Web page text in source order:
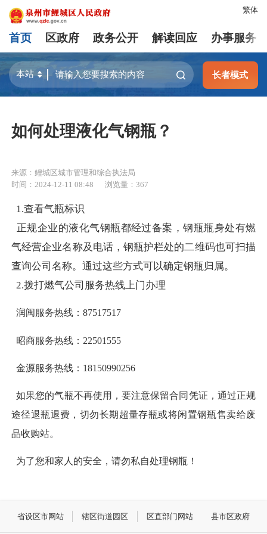
繁体
首页 区政府 政务公开 解读回应 办事服务
长者模式
如何处理液化气钢瓶？
来源：鲤城区城市管理和综合执法局
时间：2024-12-11 08:48
浏览量： 367
1.查看气瓶标识
正规企业的液化气钢瓶都经过备案，钢瓶瓶身处有燃
气经营企业名称及电话，钢瓶护栏处的二维码也可扫描
查询公司名称。通过这些方式可以确定钢瓶归属。
2.拨打燃气公司服务热线上门办理
润闽服务热线：87517517
昭商服务热线：22501555
金源服务热线：18150990256
如果您的气瓶不再使用，要注意保留合同凭证，通过正规
途径退瓶退费，切勿长期超量存瓶或将闲置钢瓶售卖给废
品收购站。
为了您和家人的安全，请勿私自处理钢瓶！
省设区市网站 辖区街道园区 区直部门网站 县市区政府